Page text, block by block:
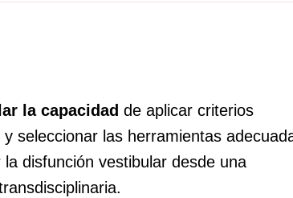
la capacidad de aplicar criterios
y seleccionar las herramientas
la disfunción vestibular desde una